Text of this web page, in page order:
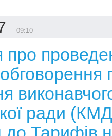
09:10
про
ради